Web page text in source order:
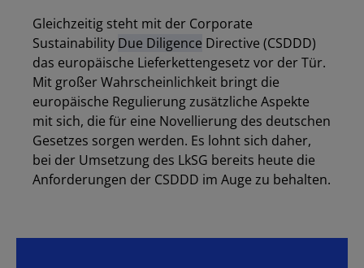
Gleichzeitig steht mit der Corporate
Sustainability Due Diligence Directive (CSDDD)
das europäische Lieferkettengesetz vor der Tür.
Mit großer Wahrscheinlichkeit bringt die
europäische Regulierung zusätzliche Aspekte
mit sich, die für eine Novellierung des deutschen
Gesetzes sorgen werden. Es lohnt sich daher,
bei der Umsetzung des LkSG bereits heute die
Anforderungen der CSDDD im Auge zu behalten.